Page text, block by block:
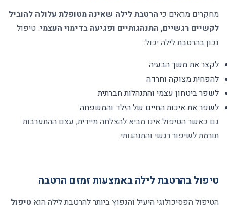
מחקרים מראים כי הרטבת לילה שאינה מטופלת עלולה להוביל
לקשיים רגשיים, התנהגותיים ופגיעה בדימוי העצמי. טיפול
נכון בהרטבת לילה יכול:
לקצר את משך הבעיה
להפחית מצוקה וחרדה
לשפר ביטחון עצמי והתנהלות חברתית
לשפר את איכות החיים של הילד והמשפחה
גם כאשר הטיפול אינו מביא להצלחה מיידית, עצם ההתערבות
תורמת לשיפור רגשי והתנהגותי.
טיפול בהרטבת לילה באמצעות זמזם הרטבה
הטיפול הפסיכולוגי היעיל והנפוץ ביותר להרטבת לילה הוא טיפול